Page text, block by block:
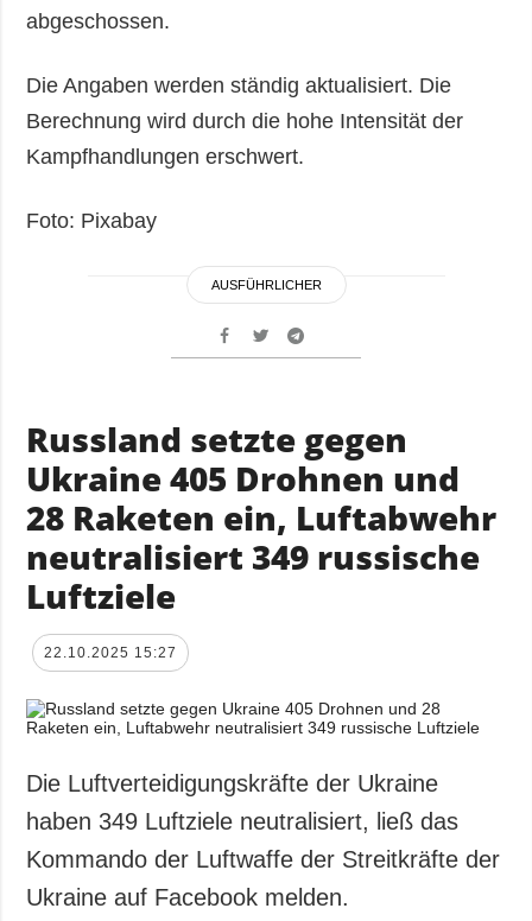
abgeschossen.
Die Angaben werden ständig aktualisiert. Die
Berechnung wird durch die hohe Intensität der
Kampfhandlungen erschwert.
Foto: Pixabay
AUSFÜHRLICHER
Russland setzte gegen
Ukraine 405 Drohnen und
28 Raketen ein, Luftabwehr
neutralisiert 349 russische
Luftziele
22.10.2025 15:27
Die Luftverteidigungskräfte der Ukraine
haben 349 Luftziele neutralisiert, ließ das
Kommando der Luftwaffe der Streitkräfte der
Ukraine auf Facebook melden.